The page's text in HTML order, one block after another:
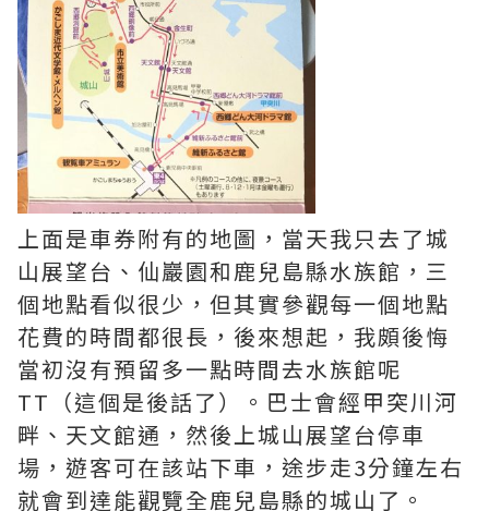
上面是車券附有的地圖，當天我只去了城
山展望台、仙巖園和鹿兒島縣水族館，三
個地點看似很少，但其實參觀每一個地點
花費的時間都很長，後來想起，我頗後悔
當初沒有預留多一點時間去水族館呢
TT（這個是後話了）。巴士會經甲突川河
畔、天文館通，然後上城山展望台停車
場，遊客可在該站下車，途步走3分鐘左右
就會到達能觀覽全鹿兒島縣的城山了。